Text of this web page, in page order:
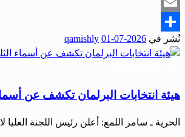
Snapchat
Email
Share
نُشر في 2026-07-01
qamishly
هيئة انتخابات البرلمان تكشف عن
الحرية ـ سامر اللمع: أعلن رئيس اللجنة